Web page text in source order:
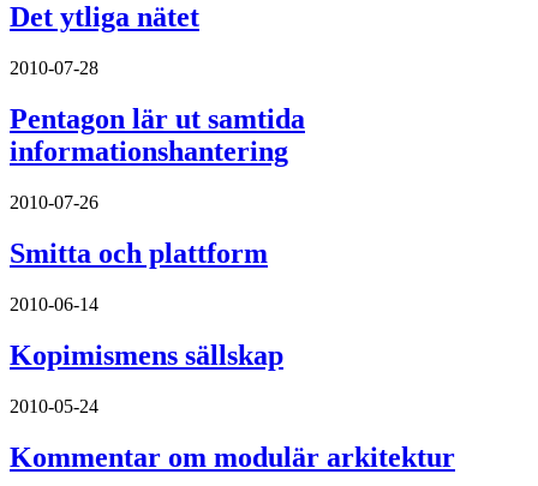
Det ytliga nätet
2010-07-28
Pentagon lär ut samtida
informationshantering
2010-07-26
Smitta och plattform
2010-06-14
Kopimismens sällskap
2010-05-24
Kommentar om modulär arkitektur